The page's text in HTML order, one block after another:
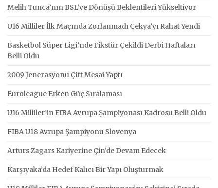
Melih Tunca’nın BSL’ye Dönüşü Beklentileri Yükseltiyor
U16 Milliler İlk Maçında Zorlanmadı Çekya’yı Rahat Yendi
Basketbol Süper Ligi’nde Fikstür Çekildi Derbi Haftaları
Belli Oldu
2009 Jenerasyonu Çift Mesai Yaptı
Euroleague Erken Güç Sıralaması
U16 Milliler’in FIBA Avrupa Şampiyonası Kadrosu Belli Oldu
FIBA U18 Avrupa Şampiyonu Slovenya
Arturs Zagars Kariyerine Çin’de Devam Edecek
Karşıyaka’da Hedef Kalıcı Bir Yapı Oluşturmak